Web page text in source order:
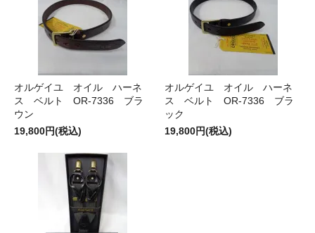
オルゲイユ オイル ハーネ
ス ベルト OR-7336 ブラ
ウン
19,800円(税込)
オルゲイユ オイル ハーネ
ス ベルト OR-7336 ブラ
ック
19,800円(税込)